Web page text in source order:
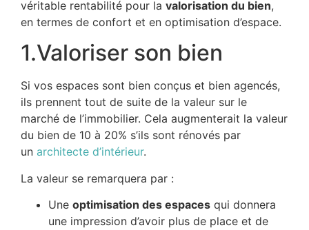
véritable rentabilité pour la valorisation du bien,
en termes de confort et en optimisation d’espace.
1.Valoriser son bien
Si vos espaces sont bien conçus et bien agencés,
ils prennent tout de suite de la valeur sur le
marché de l’immobilier. Cela augmenterait la valeur
du bien de 10 à 20% s’ils sont rénovés par
un architecte d’intérieur.
La valeur se remarquera par :
Une optimisation des espaces qui donnera
une impression d’avoir plus de place et de